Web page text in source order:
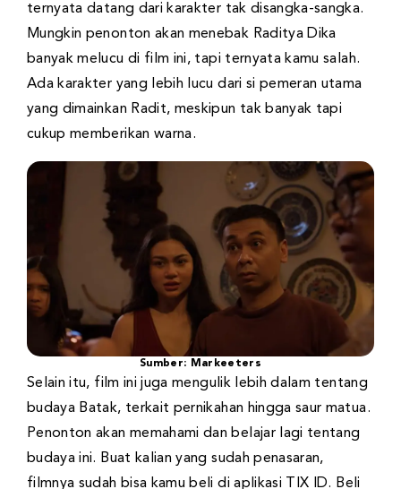
ternyata datang dari karakter tak disangka-sangka.
Mungkin penonton akan menebak Raditya Dika
banyak melucu di film ini, tapi ternyata kamu salah.
Ada karakter yang lebih lucu dari si pemeran utama
yang dimainkan Radit, meskipun tak banyak tapi
cukup memberikan warna.
Sumber: Markeeters
Selain itu, film ini juga mengulik lebih dalam tentang
budaya Batak, terkait pernikahan hingga saur matua.
Penonton akan memahami dan belajar lagi tentang
budaya ini. Buat kalian yang sudah penasaran,
filmnya sudah bisa kamu beli di aplikasi TIX ID. Beli